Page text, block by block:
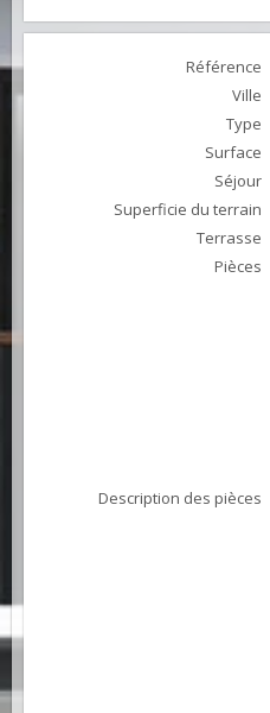
Référence
Ville
Type
Surface
Séjour
Superficie du terrain
Terrasse
Pièces
Description des pièces